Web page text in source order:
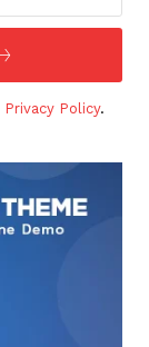
Privacy Policy.